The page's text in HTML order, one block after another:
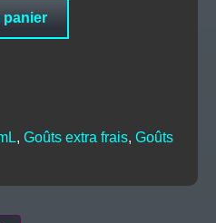
panier
, Goûts extra frais, Goûts